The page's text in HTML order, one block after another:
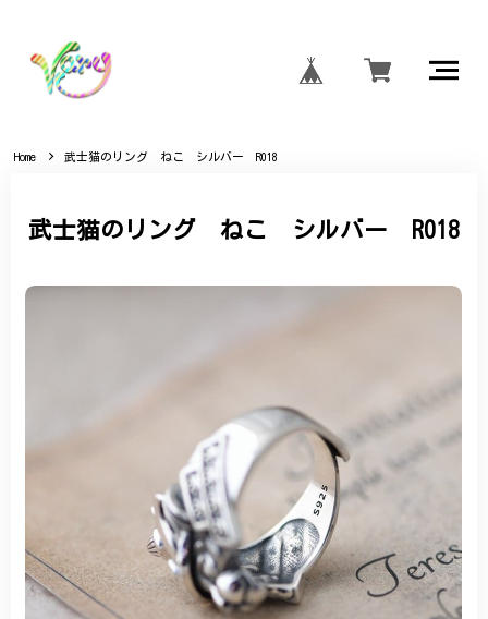
Home 武士猫のリング ねこ シルバー R018
武士猫のリング ねこ シルバー R018